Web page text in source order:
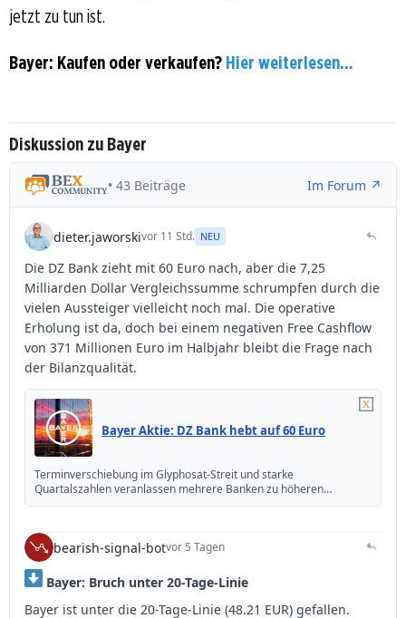
jetzt zu tun ist.
Bayer: Kaufen oder verkaufen? Hier weiterlesen...
Diskussion zu Bayer